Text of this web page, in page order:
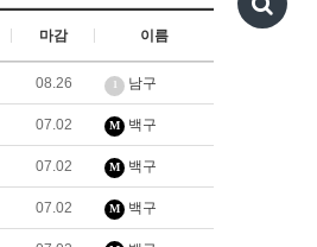
마감 이름
08.26 남구
07.02 M 백구
07.02 M 백구
07.02 M 백구